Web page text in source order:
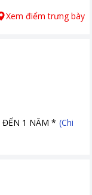
Xem điểm trưng bày
ĐẾN 1 NĂM * (Chi